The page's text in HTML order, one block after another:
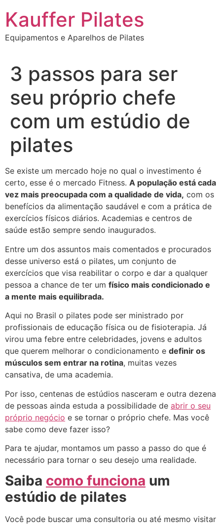
para
conteúdo
Kauffer Pilates
Equipamentos e Aparelhos de Pilates
3 passos para ser
seu próprio chefe
com um estúdio de
pilates
Se existe um mercado hoje no qual o investimento é
certo, esse é o mercado Fitness. A população está cada
vez mais preocupada com a qualidade de vida, com os
benefícios da alimentação saudável e com a prática de
exercícios físicos diários. Academias e centros de
saúde estão sempre sendo inaugurados.
Entre um dos assuntos mais comentados e procurados
desse universo está o pilates, um conjunto de
exercícios que visa reabilitar o corpo e dar a qualquer
pessoa a chance de ter um físico mais condicionado e
a mente mais equilibrada.
Aqui no Brasil o pilates pode ser ministrado por
profissionais de educação física ou de fisioterapia. Já
virou uma febre entre celebridades, jovens e adultos
que querem melhorar o condicionamento e definir os
músculos sem entrar na rotina, muitas vezes
cansativa, de uma academia.
Por isso, centenas de estúdios nasceram e outra dezena
de pessoas ainda estuda a possibilidade de abrir o seu
próprio negócio e se tornar o próprio chefe. Mas você
sabe como deve fazer isso?
Para te ajudar, montamos um passo a passo do que é
necessário para tornar o seu desejo uma realidade.
Saiba como funciona um
estúdio de pilates
Você pode buscar uma consultoria ou até mesmo visitar